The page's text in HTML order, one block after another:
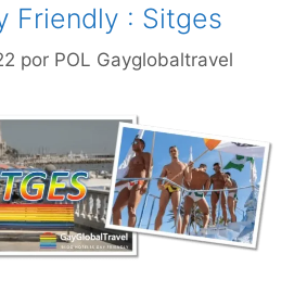
Friendly : Sitges
por POL Gayglobaltravel